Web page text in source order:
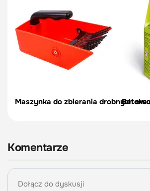
Maszynka do zbierania drobnych
Komentarze